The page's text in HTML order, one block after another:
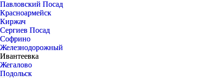
Павловский Посад
Красноармейск
Киржач
Сергиев Посад
Софрино
Железнодорожный
Ивантеевка
Жегалово
Подольск